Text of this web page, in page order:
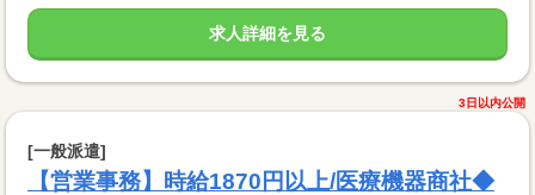
求人詳細を見る
3日以内公開
[一般派遣]
【営業事務】時給1870円以上/医療機器商社◆